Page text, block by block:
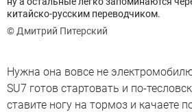
китайско-русским переводчиком.
© Дмитрий Питерский
Нужна она вовсе не
SU7 готов стартовать и по-
ставите ногу на тормоз и качаете